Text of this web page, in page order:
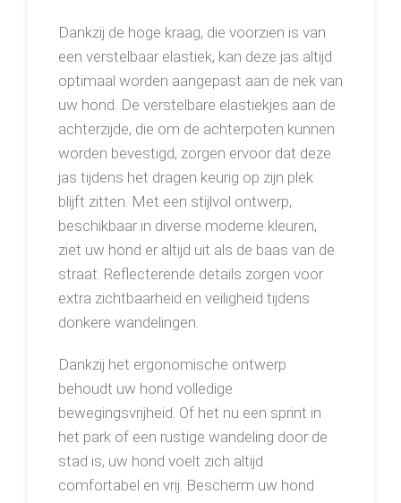
Dankzij de hoge kraag, die voorzien is van
een verstelbaar elastiek, kan deze jas altijd
optimaal worden aangepast aan de nek van
uw hond. De verstelbare elastiekjes aan de
achterzijde, die om de achterpoten kunnen
worden bevestigd, zorgen ervoor dat deze
jas tijdens het dragen keurig op zijn plek
blijft zitten. Met een stijlvol ontwerp,
beschikbaar in diverse moderne kleuren,
ziet uw hond er altijd uit als de baas van de
straat. Reflecterende details zorgen voor
extra zichtbaarheid en veiligheid tijdens
donkere wandelingen.
Dankzij het ergonomische ontwerp
behoudt uw hond volledige
bewegingsvrijheid. Of het nu een sprint in
het park of een rustige wandeling door de
stad is, uw hond voelt zich altijd
comfortabel en vrij. Bescherm uw hond